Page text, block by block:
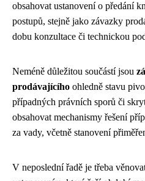
obsahovat ustanovení o předání
postupů, stejně jako závazky
dobu konzultace či technickou
Neméně důležitou součástí jsou
prodávajícího ohledně stavu
případných právních sporů či
obsahovat mechanismy řešení
za vady, včetně stanovení
V neposlední řadě je třeba